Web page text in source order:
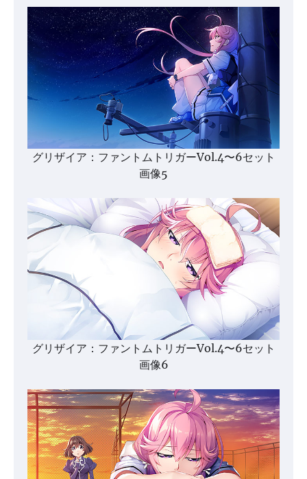
グリザイア：ファントムトリガーVol.4〜6セット
画像5
グリザイア：ファントムトリガーVol.4〜6セット
画像6